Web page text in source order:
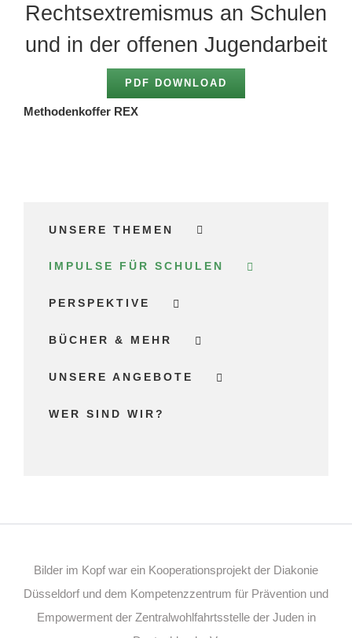
Rechtsextremismus an Schulen
und in der offenen Jugendarbeit
PDF DOWNLOAD
Methodenkoffer REX
UNSERE THEMEN
IMPULSE FÜR SCHULEN
PERSPEKTIVE
BÜCHER & MEHR
UNSERE ANGEBOTE
WER SIND WIR?
Bilder im Kopf war ein Kooperationsprojekt der Diakonie
Düsseldorf und dem Kompetenzzentrum für Prävention und
Empowerment der Zentralwohlfahrtsstelle der Juden in